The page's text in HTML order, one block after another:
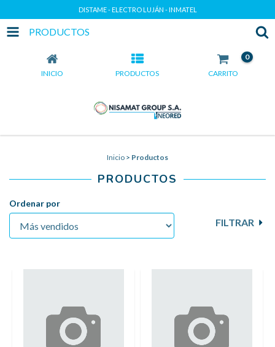
DISTAME - ELECTRO LUJÁN - INMATEL
PRODUCTOS
INICIO PRODUCTOS CARRITO
0
Inicio > Productos
PRODUCTOS
Ordenar por
FILTRAR